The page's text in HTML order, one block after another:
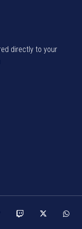
directly to your